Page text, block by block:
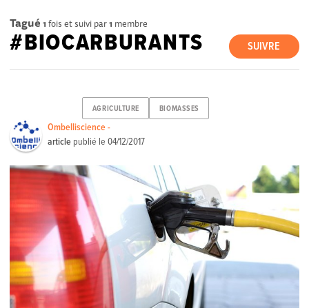
Tagué 1 fois et suivi par1 membre
SUIVRE
#BIOCARBURANTS
AGRICULTURE BIOMASSES
Ombelliscience -
article publié le04/12/2017